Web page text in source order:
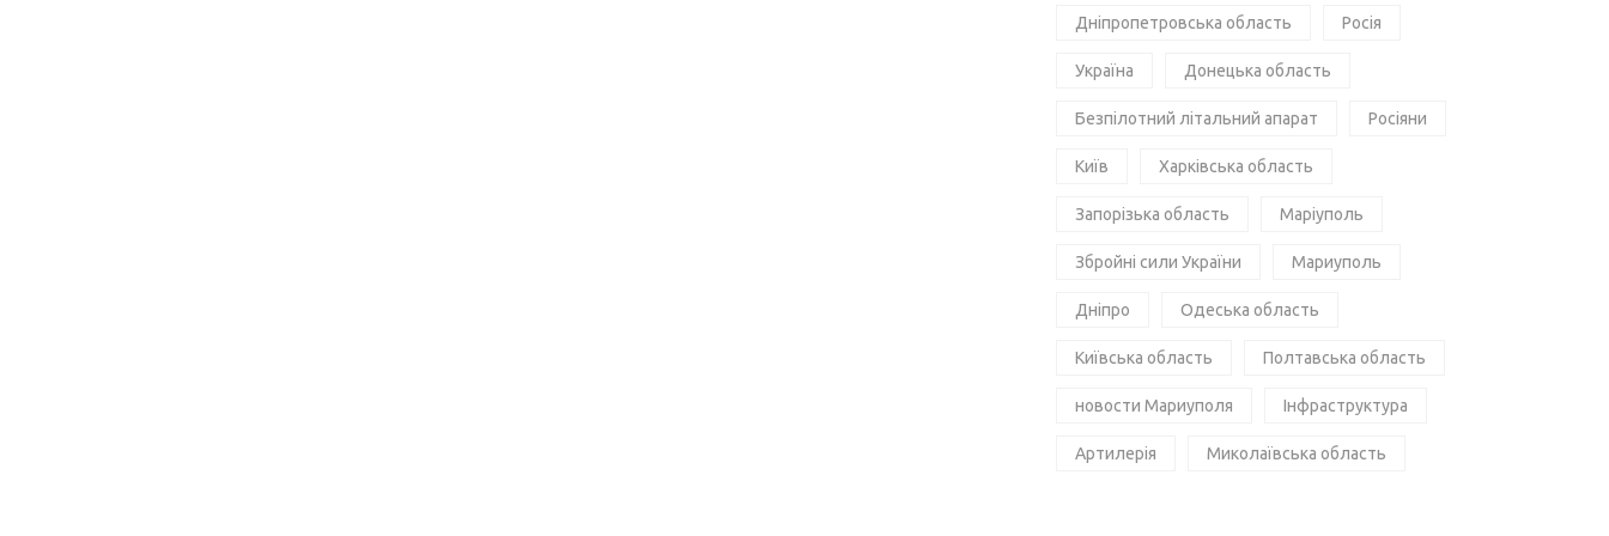
Дніпропетровська область Росія
Україна Донецька область
Безпілотний літальний апарат Росіяни
Київ Харківська область
Запорізька область Маріуполь
Збройні сили України Мариуполь
Дніпро Одеська область
Київська область Полтавська область
новости Мариуполя Інфраструктура
Артилерія Миколаївська область